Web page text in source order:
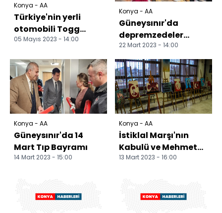
Konya - AA
Türkiye'nin yerli
otomobili Togg
Güneysınır'da
05 Mayıs 2023 - 14:00
Konya - AA
Güneysınır'da
depremzedeler
yararına kermes
düzenlendi
22 Mart 2023 - 14:00
Konya - AA
Güneysınır'da 14
Mart Tıp Bayramı
14 Mart 2023 - 15:00
Konya - AA
İstiklal Marşı'nın
Kabulü ve Mehmet
Akif Ersoy'u Anma
13 Mart 2023 - 16:00